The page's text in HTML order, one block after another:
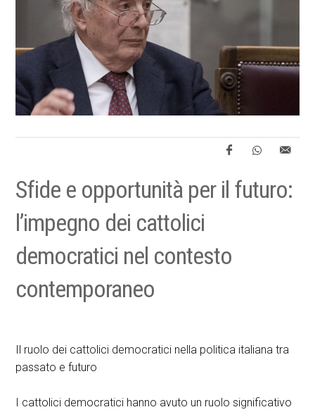
Sfide e opportunità per il futuro:
l’impegno dei cattolici
democratici nel contesto
contemporaneo
Il ruolo dei cattolici democratici nella politica italiana tra
passato e futuro
I cattolici democratici hanno avuto un ruolo significativo